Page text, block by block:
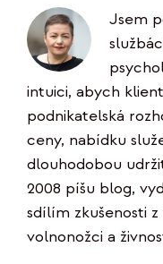
Jsem
intuici, abych
podnikatelská
ceny, nabídku
dlouhodobou
2008 píšu blog,
sdílím zkušenosti
volnonožci a